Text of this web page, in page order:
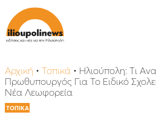
Αρχική • Τοπικά • Ηλιούπολη: Τι
Πρωθυπουργός Για Το Ειδικό
Νέα Λεωφορεία
ΤΟΠΙΚΑ